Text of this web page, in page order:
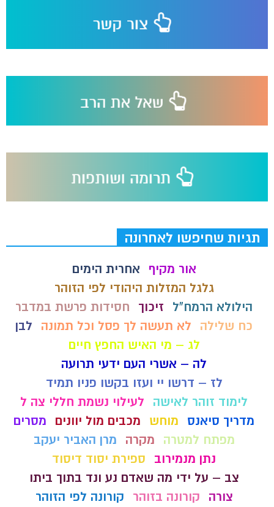
תגיות שחיפשו לאחרונה
אור מקיף
אחרית הימים
גלגל המזלות היהודי לפי הזוהר
הילולא הרמח"ל
זיכוך
חסידות פרשת במדבר
כח שלילה
לא תעשה לך פסל וכל תמונה
לבן
לג – מי האיש החפץ חיים
לה – אשרי העם ידעי תרועה
לז – דרשו יי ועזו בקשו פניו תמיד
לימוד זוהר לאישה
לעילוי נשמת חללי צה ל
מדריך סיאנס
מוחש מכבים מול יוונים
מסרים
מפתח למטרה
מקרה
מרן האביר יעקב
נתן מנמירוב
ספירת יסוד דיסוד
צב – על ידי מה שאדם נע ונד בתוך ביתו
צורה
קורונה בזוהר
קורונה לפי הזוהר